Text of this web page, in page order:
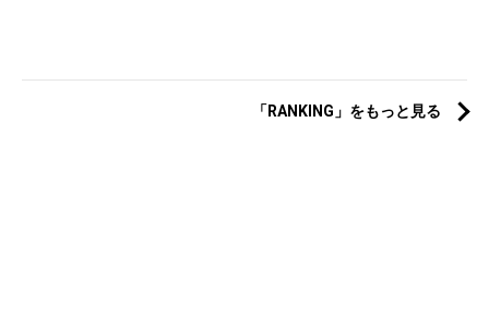
「RANKING」をもっと見る